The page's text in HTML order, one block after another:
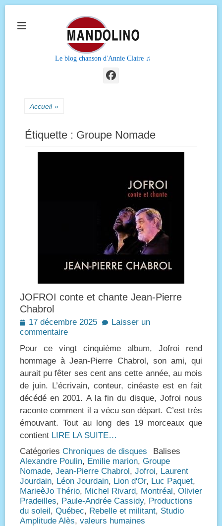
Le blog chanson d'Annie Claire ♫
Facebook
Accueil »
Étiquette : Groupe Nomade
JOFROI conte et chante Jean-Pierre
Chabrol
Posted
on
17 décembre 2025
Laisser un
commentaire
Pour ce vingt cinquième album, Jofroi rend
hommage à Jean-Pierre Chabrol, son ami, qui
aurait pu fêter ses cent ans cette année, au mois
de juin. L’écrivain, conteur, cinéaste est en fait
décédé en 2001. A la fin du disque, Jofroi nous
raconte comment il a vécu son départ. C’est très
émouvant. Tout au long des 19 morceaux que
contient LIRE LA SUITE…
Catégories Chroniques de disques
Balises
Alexandre Poulin, Emilie marion, Groupe
Nomade, Jean-Pierre Chabrol, Jofroi, Laurent
Jourdain, Léon Jourdain, Lion d'Or, Luc Paquet,
MarieèJo Thério, Michel Rivard, Montréal, Olivier
Pradeilles, Paule-Andrée Cassidy, Productions
du soleil, Québec, Rebelle et militant, Studio
Amplitude Alès, valeurs humaines